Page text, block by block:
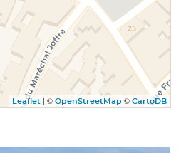
Leaflet | © OpenStreetMap © CartoDB